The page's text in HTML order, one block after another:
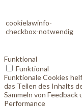
cookielawinfo-
checkbox-notwendig
Funktional
Funktional
Funktionale Cookies
das Teilen des Inhalts
Sammeln von
Performance